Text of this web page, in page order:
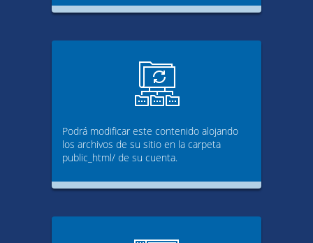
Podrá modificar este contenido alojando
los archivos de su sitio en la carpeta
public_html/ de su cuenta.